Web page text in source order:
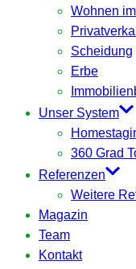
Wohnen
Scheidung
Erbe
Unser System
360 Grad
Referenzen
Weitere
Magazin
Team
Kontakt